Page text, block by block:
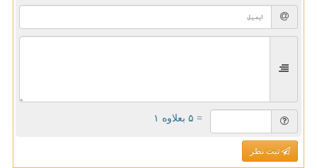
= ۵ بعلاوه ۱
ثبت نظر